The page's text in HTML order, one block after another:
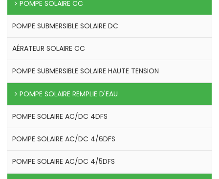
POMPE SOLAIRE CC
POMPE SUBMERSIBLE SOLAIRE DC
AÉRATEUR SOLAIRE CC
POMPE SUBMERSIBLE SOLAIRE HAUTE TENSION
POMPE SOLAIRE REMPLIE D'EAU
POMPE SOLAIRE AC/DC 4DFS
POMPE SOLAIRE AC/DC 4/6DFS
POMPE SOLAIRE AC/DC 4/5DFS